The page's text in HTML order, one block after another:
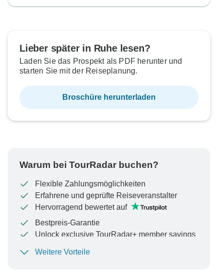
Lieber später in Ruhe lesen?
Laden Sie das Prospekt als PDF herunter und
starten Sie mit der Reiseplanung.
Broschüre herunterladen
Warum bei TourRadar buchen?
Flexible Zahlungsmöglichkeiten
Erfahrene und geprüfte Reiseveranstalter
Hervorragend bewertet auf
Bestpreis-Garantie
Unlock exclusive TourRadar+ member savings
Um Ihre Zahlung zu schützen und sicherzustellen,
Weitere Vorteile